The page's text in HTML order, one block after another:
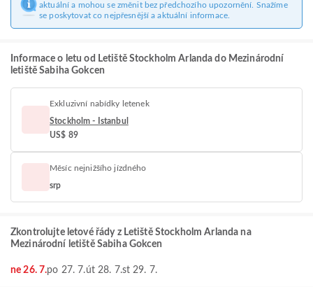
aktuální a mohou se změnit bez předchozího upozornění. Snažíme
se poskytovat co nejpřesnější a aktuální informace.
Informace o letu od Letiště Stockholm Arlanda do Mezinárodní
letiště Sabiha Gokcen
Exkluzivní nabídky letenek
Stockholm - Istanbul
US$ 89
Měsíc nejnižšího jízdného
srp
Zkontrolujte letové řády z Letiště Stockholm Arlanda na
Mezinárodní letiště Sabiha Gokcen
ne 26. 7.po 27. 7.út 28. 7.st 29. 7.